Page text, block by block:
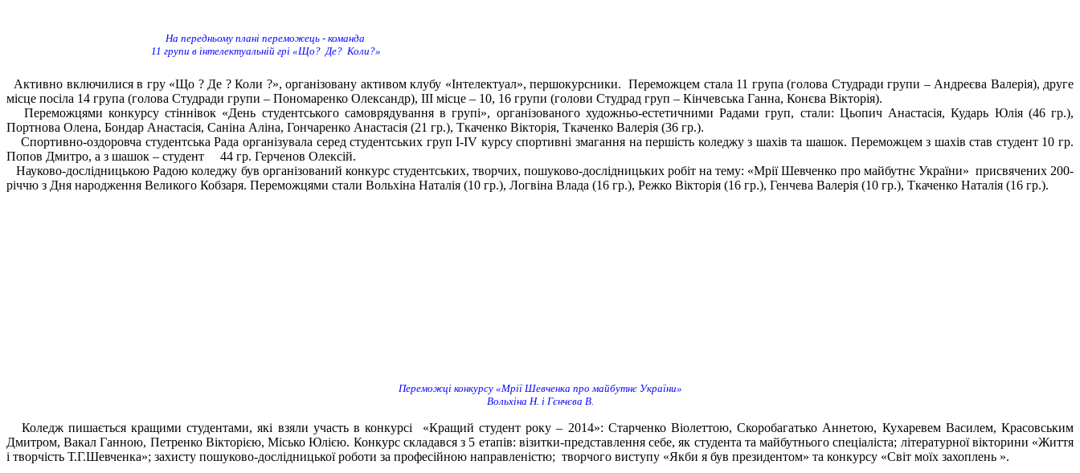
На передньому плані переможець - команда
11 групи в інтелектуальній грі «Що? Де? Коли?»
Активно включилися в гру «Що ? Де ? Коли ?», організовану активом клубу «Інтелектуал», першокурсники. Переможцем стала 11 група (голова Студради групи – Андреєва Валерія), друге
місце посіла 14 група (голова Студради групи – Пономаренко Олександр), ІІІ місце – 10, 16 групи (голови Студрад груп – Кінчевська Ганна, Конєва Вікторія).
Переможцями конкурсу стіннівок «День студентського самоврядування в групі», організованого художньо-естетичними Радами груп, стали: Цьопич Анастасія, Кударь Юлія (46 гр.),
Портнова Олена, Бондар Анастасія, Саніна Аліна, Гончаренко Анастасія (21 гр.), Ткаченко Вікторія, Ткаченко Валерія (36 гр.).
Спортивно-оздоровча студентська Рада організувала серед студентських груп І-ІV курсу спортивні змагання на першість коледжу з шахів та шашок. Переможцем з шахів став студент 10 гр.
Попов Дмитро, а з шашок – студент 44 гр. Герченов Олексій.
Науково-дослідницькою Радою коледжу був організований конкурс студентських, творчих, пошуково-дослідницьких робіт на тему: «Мрії Шевченко про майбутнє України» присвячених 200-
річчю з Дня народження Великого Кобзаря. Переможцями стали Вольхіна Наталія (10 гр.), Логвіна Влада (16 гр.), Режко Вікторія (16 гр.), Генчева Валерія (10 гр.), Ткаченко Наталія (16 гр.).
Переможці конкурсу «Мрії Шевченка про майбутнє України»
Вольхіна Н. і Гєнчєва В.
Коледж пишається кращими студентами, які взяли участь в конкурсі «Кращий студент року – 2014»: Старченко Віолеттою, Скоробагатько Аннетою, Кухаревем Василем, Красовським
Дмитром, Вакал Ганною, Петренко Вікторією, Місько Юлією. Конкурс складався з 5 етапів: візитки-представлення себе, як студента та майбутнього спеціаліста; літературної вікторини «Життя
і творчість Т.Г.Шевченка»; захисту пошуково-дослідницької роботи за професійною направленістю; творчого виступу «Якби я був президентом» та конкурсу «Світ моїх захоплень ».